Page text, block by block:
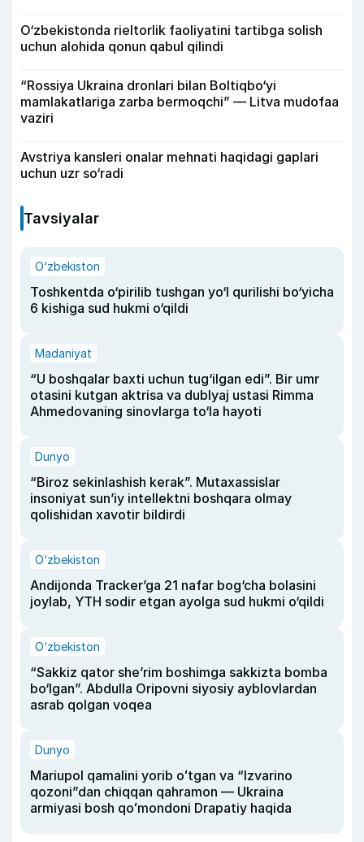
O‘zbekistonda rieltorlik faoliyatini tartibga solish
uchun alohida qonun qabul qilindi
“Rossiya Ukraina dronlari bilan Boltiqbo‘yi
mamlakatlariga zarba bermoqchi” — Litva mudofaa
vaziri
Avstriya kansleri onalar mehnati haqidagi gaplari
uchun uzr so‘radi
Tavsiyalar
O‘zbekiston
Toshkentda o‘pirilib tushgan yo‘l qurilishi bo‘yicha
6 kishiga sud hukmi o‘qildi
Madaniyat
“U boshqalar baxti uchun tug‘ilgan edi”. Bir umr
otasini kutgan aktrisa va dublyaj ustasi Rimma
Ahmedovaning sinovlarga to‘la hayoti
Dunyo
“Biroz sekinlashish kerak”. Mutaxassislar
insoniyat sun’iy intellektni boshqara olmay
qolishidan xavotir bildirdi
O‘zbekiston
Andijonda Tracker’ga 21 nafar bog‘cha bolasini
joylab, YTH sodir etgan ayolga sud hukmi o‘qildi
O‘zbekiston
“Sakkiz qator she’rim boshimga sakkizta bomba
bo‘lgan”. Abdulla Oripovni siyosiy ayblovlardan
asrab qolgan voqea
Dunyo
Mariupol qamalini yorib oʻtgan va “Izvarino
qozoni”dan chiqqan qahramon — Ukraina
armiyasi bosh qoʻmondoni Drapatiy haqida